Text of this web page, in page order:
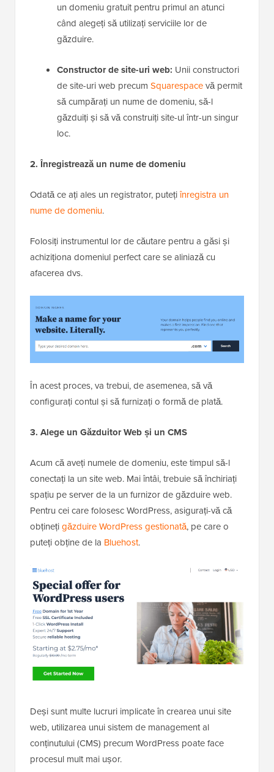
un domeniu gratuit pentru primul an atunci
când alegeți să utilizați serviciile lor de
găzduire.
Constructor de site-uri web: Unii constructori
de site-uri web precum Squarespacevă permit
să cumpărați un nume de domeniu, să-l
găzduiți și să vă construiți site-ul într-un singur
loc.
2. Înregistrează un nume de domeniu
Odată ce ați ales un registrator, putețiînregistra un
nume de domeniu.
Folosiți instrumentul lor de căutare pentru a găsi și
achiziționa domeniul perfect care se aliniază cu
afacerea dvs.
În acest proces, va trebui, de asemenea, să vă
configurați contul și să furnizați o formă de plată.
3. Alege un Găzduitor Web și un CMS
Acum că aveți numele de domeniu, este timpul să-l
conectați la un site web. Mai întâi, trebuie să închiriați
spațiu pe server de la un furnizor de găzduire web.
Pentru cei care folosesc WordPress, asigurați-vă că
obținețigăzduire WordPress gestionată, pe care o
puteți obține de la Bluehost.
Deși sunt multe lucruri implicate în crearea unui site
web, utilizarea unui sistem de management al
conținutului (CMS) precum WordPress poate face
procesul mult mai ușor.